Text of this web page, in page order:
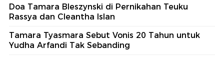
Doa Tamara Bleszynski di Pernikahan Teuku
Rassya dan Cleantha Islan
Tamara Tyasmara Sebut Vonis 20 Tahun untuk
Yudha Arfandi Tak Sebanding